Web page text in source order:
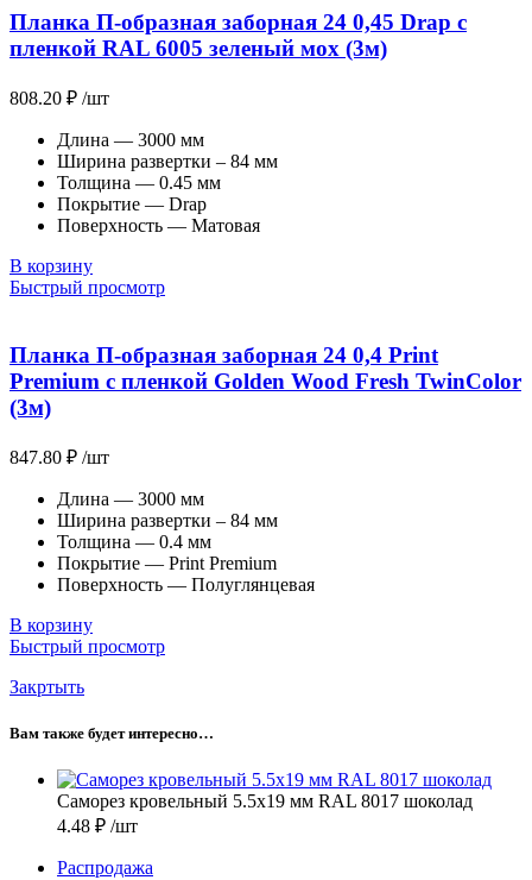
Планка П-образная заборная 24 0,45 Drap с
пленкой RAL 6005 зеленый мох (3м)
808.20 ₽ /шт
Длина — 3000 мм
Ширина развертки – 84 мм
Толщина — 0.45 мм
Покрытие — Drap
Поверхность — Матовая
В корзину
Быстрый просмотр
Планка П-образная заборная 24 0,4 Print
Premium с пленкой Golden Wood Fresh TwinColor
(3м)
847.80 ₽ /шт
Длина — 3000 мм
Ширина развертки – 84 мм
Толщина — 0.4 мм
Покрытие — Print Premium
Поверхность — Полуглянцевая
В корзину
Быстрый просмотр
Закртыть
Вам также будет интересно…
Саморез кровельный 5.5х19 мм RAL 8017 шоколад
4.48 ₽ /шт
Распродажа